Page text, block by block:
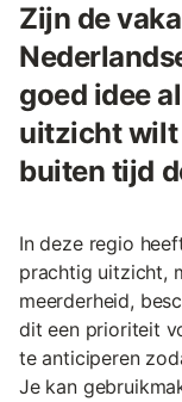
Zijn de
goed idee
uitzicht wilt
buiten tijd
In deze regio
prachtig uitzicht,
meerderheid,
dit een prioriteit
te anticiperen
Je kan